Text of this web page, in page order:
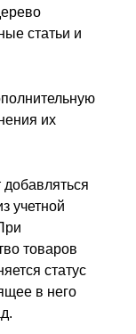
статьи и
их
учетной
товаров
статус
в него